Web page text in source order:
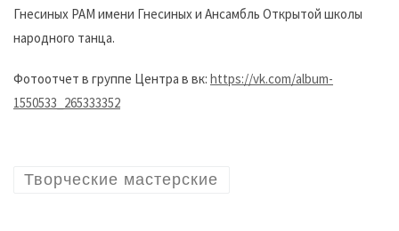
Гнесиных РАМ имени Гнесиных и Ансамбль Открытой школы
народного танца.
Фотоотчет в группе Центра в вк: https://vk.com/album-
1550533_265333352
Творческие мастерские